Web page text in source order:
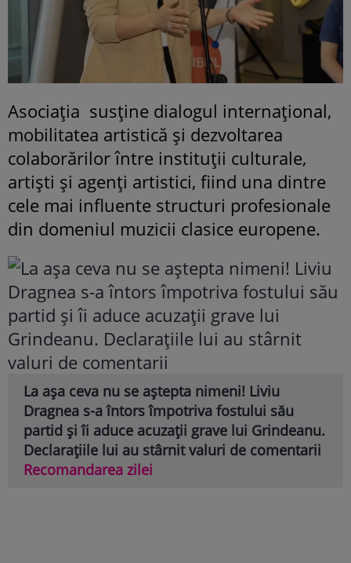
Asociația susține dialogul internațional,
mobilitatea artistică și dezvoltarea
colaborărilor între instituții culturale,
artiști și agenți artistici, fiind una dintre
cele mai influente structuri profesionale
din domeniul muzicii clasice europene.
La așa ceva nu se aștepta nimeni! Liviu
Dragnea s-a întors împotriva fostului său
partid și îi aduce acuzații grave lui Grindeanu.
Declarațiile lui au stârnit valuri de comentarii
Recomandarea zilei